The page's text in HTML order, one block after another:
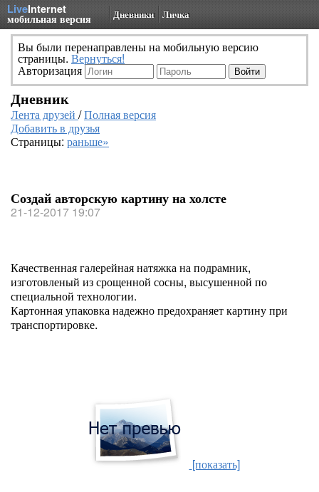
LiveInternet
мобильная версия Дневники Личка
Вы были перенаправлены на мобильную версию
страницы. Вернуться!
Авторизация
Дневник
Лента друзей /Полная версия
Добавить в друзья
Страницы: раньше»
Создай авторскую картину на холсте
21-12-2017 19:07
Качественная галерейная натяжка на подрамник,
изготовленый из срощенной сосны, высушенной по
специальной технологии.
Картонная упаковка надежно предохраняет картину при
транспортировке.
[показать]